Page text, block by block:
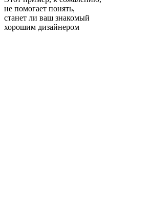
не помогает понять,
станет ли ваш знакомый
хорошим дизайнером